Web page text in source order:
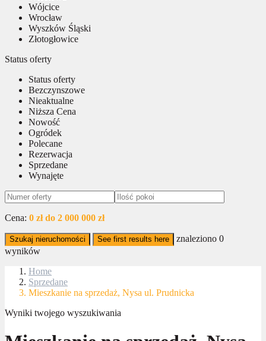
Wójcice
Wrocław
Wyszków Śląski
Złotogłowice
Status oferty
Status oferty
Bezczynszowe
Nieaktualne
Niższa Cena
Nowość
Ogródek
Polecane
Rezerwacja
Sprzedane
Wynajęte
Cena: 0 zł do 2 000 000 zł
Szukaj nieruchomości See first results here znaleziono 0
wyników
Home
Sprzedane
Mieszkanie na sprzedaż, Nysa ul. Prudnicka
Wyniki twojego wyszukiwania